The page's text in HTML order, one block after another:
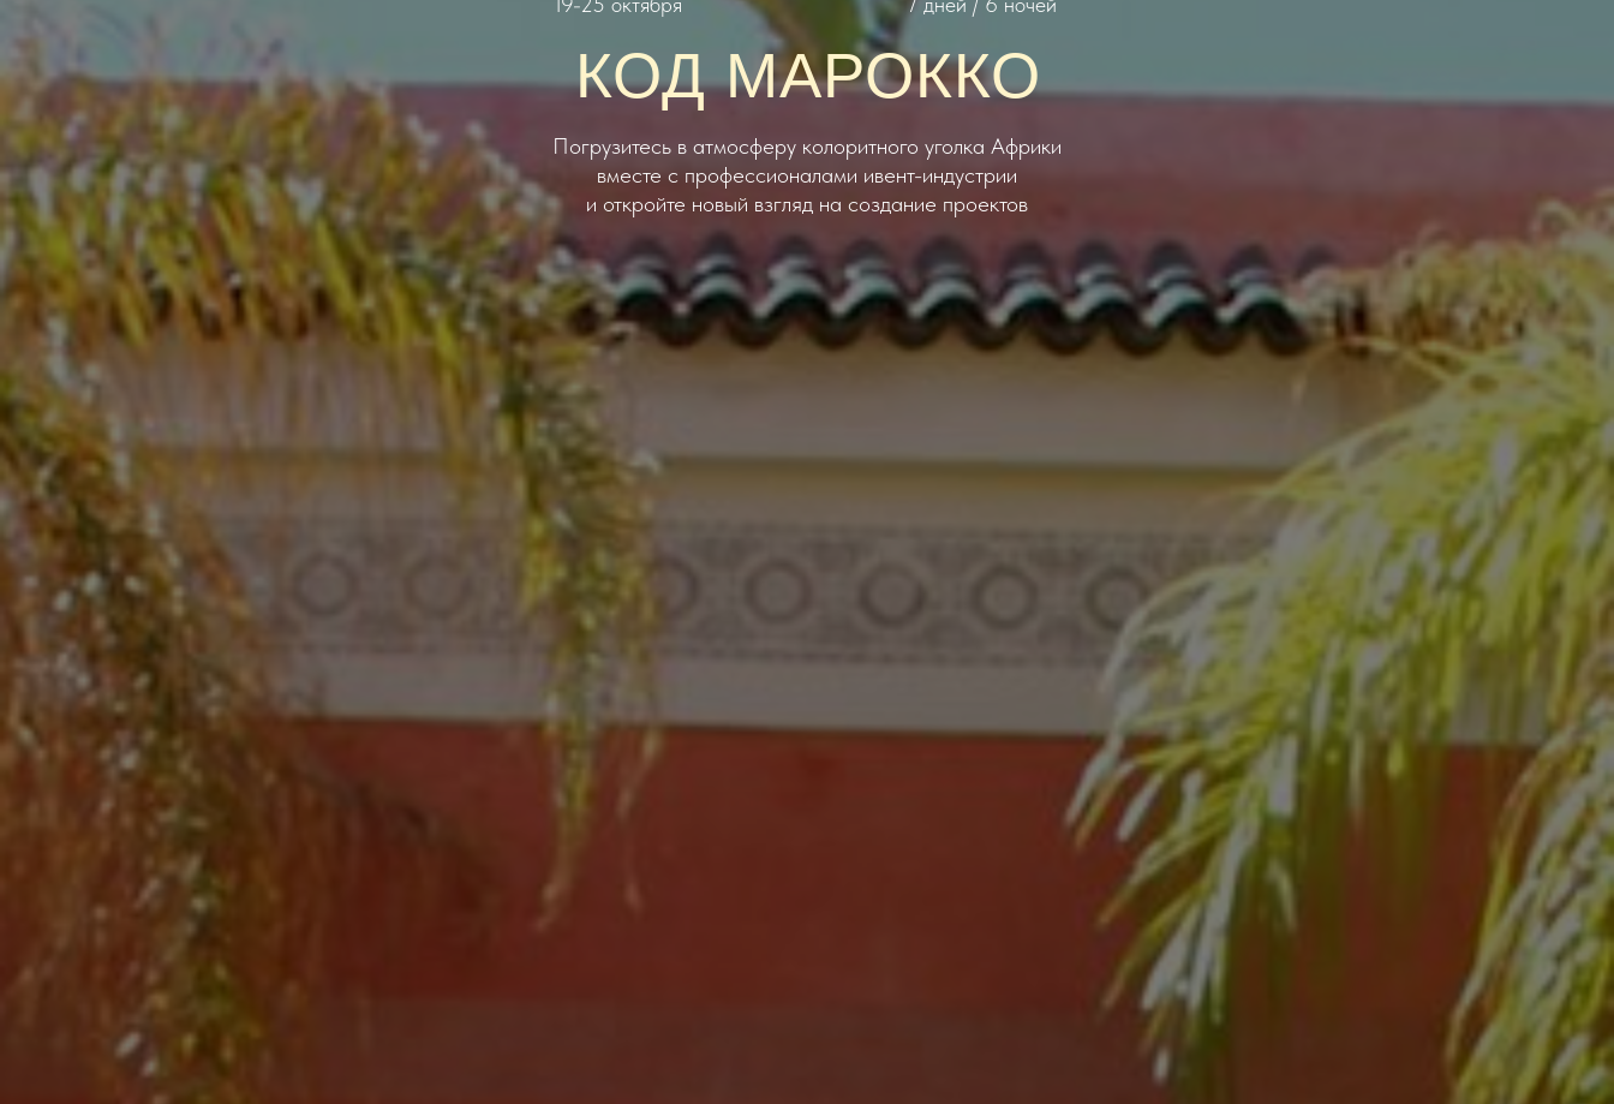
КОД МАРОККО
Погрузитесь в атмосферу колоритного уголка Африки
вместе с профессионалами ивент-индустрии
и откройте новый взгляд на создание проектов